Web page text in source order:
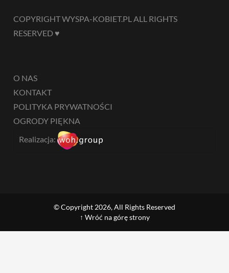
COPYRIGHT WYSPA-KOBIET.PL ALL RIGHTS
RESERVED ♥
O NAS
KONTAKT
POLITYKA PRYWATNOŚCI
OGRODY PIĘKNA
Realizacja:
© Copyright 2026, All Rights Reserved
↑ Wróć na górę strony